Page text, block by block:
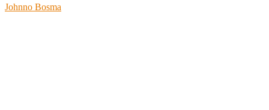
Johnno Bosma